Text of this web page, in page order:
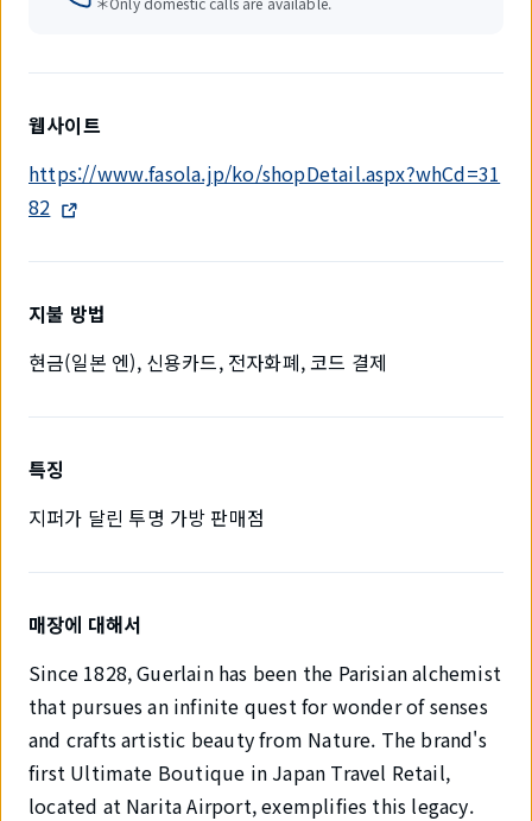
웹사이트
https://www.fasola.jp/ko/shopDetail.aspx?whCd=31
82
지불 방법
현금(일본 엔), 신용카드, 전자화폐, 코드 결제
특징
지퍼가 달린 투명 가방 판매점
매장에 대해서
Since 1828, Guerlain has been the Parisian alchemist
that pursues an infinite quest for wonder of senses
and crafts artistic beauty from Nature. The brand's
first Ultimate Boutique in Japan Travel Retail,
located at Narita Airport, exemplifies this legacy.